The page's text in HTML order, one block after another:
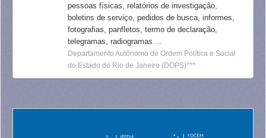
pessoas físicas, relatórios de investigação,
boletins de serviço, pedidos de busca, informes,
fotografias, panfletos, termo de declaração,
telegramas, radiogramas ...
Departamento Autônomo de Ordem Política e Social
do Estado do Rio de Janeiro (DOPS)***